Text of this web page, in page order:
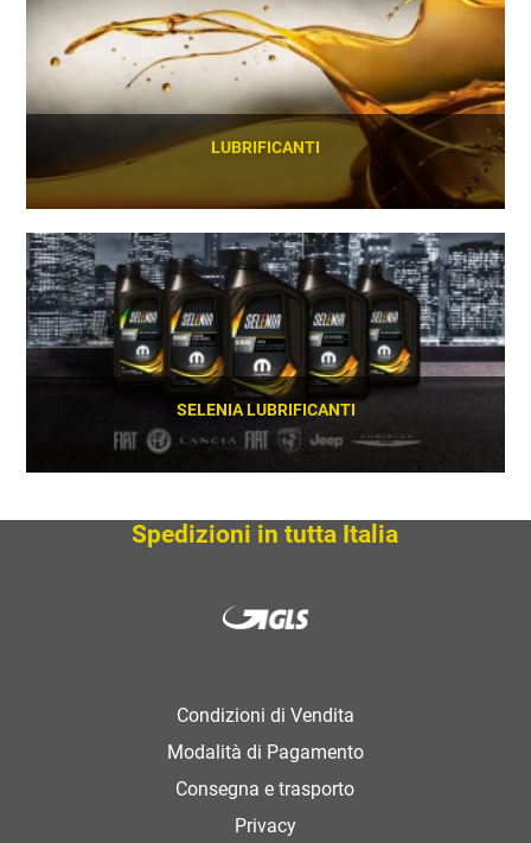
LUBRIFICANTI
SCOPRI
SELENIA LUBRIFICANTI
Spedizioni in tutta Italia
Condizioni di Vendita
Modalità di Pagamento
Consegna e trasporto
Privacy